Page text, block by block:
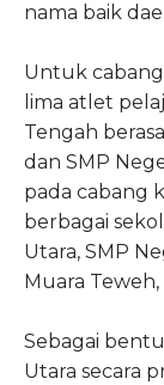
nama baik
Untuk cabang
lima atlet
Tengah
dan SMP
pada cabang
berbagai
Utara, SMP
Muara
Sebagai
Utara secara